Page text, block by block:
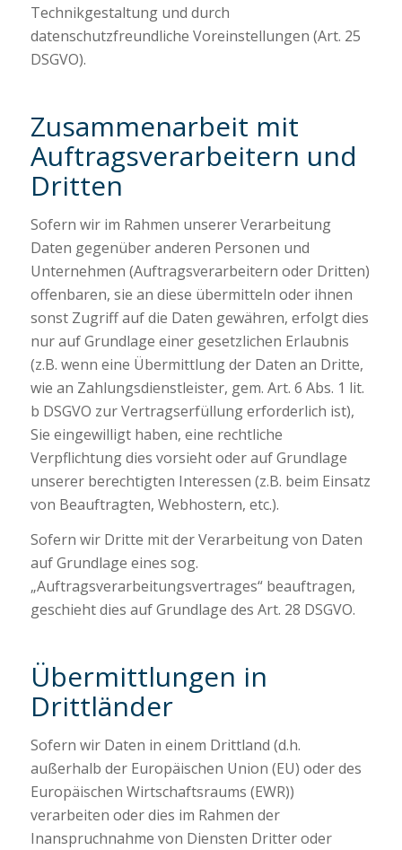
Technikgestaltung und durch
datenschutzfreundliche Voreinstellungen (Art. 25
DSGVO).
Zusammenarbeit mit
Auftragsverarbeitern und
Dritten
Sofern wir im Rahmen unserer Verarbeitung
Daten gegenüber anderen Personen und
Unternehmen (Auftragsverarbeitern oder Dritten)
offenbaren, sie an diese übermitteln oder ihnen
sonst Zugriff auf die Daten gewähren, erfolgt dies
nur auf Grundlage einer gesetzlichen Erlaubnis
(z.B. wenn eine Übermittlung der Daten an Dritte,
wie an Zahlungsdienstleister, gem. Art. 6 Abs. 1 lit.
b DSGVO zur Vertragserfüllung erforderlich ist),
Sie eingewilligt haben, eine rechtliche
Verpflichtung dies vorsieht oder auf Grundlage
unserer berechtigten Interessen (z.B. beim Einsatz
von Beauftragten, Webhostern, etc.).
Sofern wir Dritte mit der Verarbeitung von Daten
auf Grundlage eines sog.
„Auftragsverarbeitungsvertrages“ beauftragen,
geschieht dies auf Grundlage des Art. 28 DSGVO.
Übermittlungen in
Drittländer
Sofern wir Daten in einem Drittland (d.h.
außerhalb der Europäischen Union (EU) oder des
Europäischen Wirtschaftsraums (EWR))
verarbeiten oder dies im Rahmen der
Inanspruchnahme von Diensten Dritter oder